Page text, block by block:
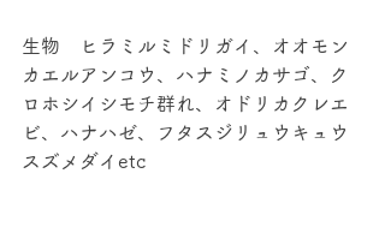
生物　ヒラミルミドリガイ、オオモン
カエルアンコウ、ハナミノカサゴ、ク
ロホシイシモチ群れ、オドリカクレエ
ビ、ハナハゼ、フタスジリュウキュウ
スズメダイetc